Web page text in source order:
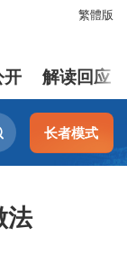
繁體版
开 解读回应
长者模式
法